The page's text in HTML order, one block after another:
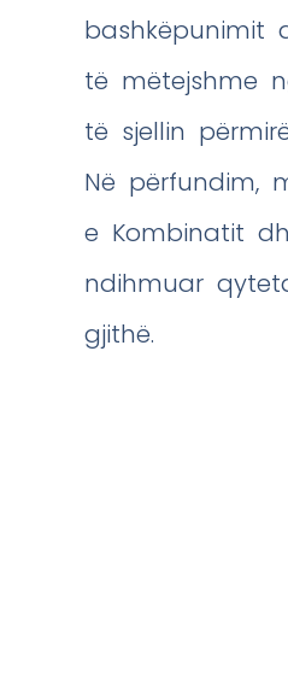
bashkëpunimit
të mëtejshme
të sjellin
Në përfundim,
e Kombinatit
ndihmuar
gjithë.